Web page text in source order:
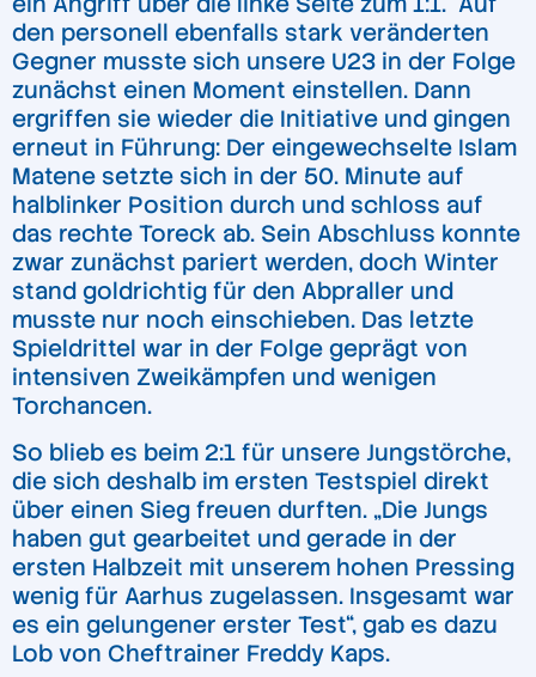
den personell ebenfalls stark veränderten
Gegner musste sich unsere U23 in der Folge
zunächst einen Moment einstellen. Dann
ergriffen sie wieder die Initiative und gingen
erneut in Führung: Der eingewechselte Islam
Matene setzte sich in der 50. Minute auf
halblinker Position durch und schloss auf
das rechte Toreck ab. Sein Abschluss konnte
zwar zunächst pariert werden, doch Winter
stand goldrichtig für den Abpraller und
musste nur noch einschieben. Das letzte
Spieldrittel war in der Folge geprägt von
intensiven Zweikämpfen und wenigen
Torchancen.
So blieb es beim 2:1 für unsere Jungstörche,
die sich deshalb im ersten Testspiel direkt
über einen Sieg freuen durften. „Die Jungs
haben gut gearbeitet und gerade in der
ersten Halbzeit mit unserem hohen Pressing
wenig für Aarhus zugelassen. Insgesamt war
es ein gelungener erster Test“, gab es dazu
Lob von Cheftrainer Freddy Kaps.